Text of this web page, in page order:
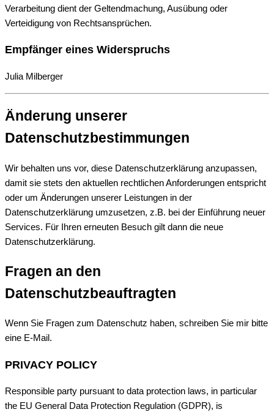
Verarbeitung dient der Geltendmachung, Ausübung oder
Verteidigung von Rechtsansprüchen.
Empfänger eines Widerspruchs
Julia Milberger
Änderung unserer
Datenschutzbestimmungen
Wir behalten uns vor, diese Datenschutzerklärung anzupassen,
damit sie stets den aktuellen rechtlichen Anforderungen entspricht
oder um Änderungen unserer Leistungen in der
Datenschutzerklärung umzusetzen, z.B. bei der Einführung neuer
Services. Für Ihren erneuten Besuch gilt dann die neue
Datenschutzerklärung.
Fragen an den
Datenschutzbeauftragten
Wenn Sie Fragen zum Datenschutz haben, schreiben Sie mir bitte
eine E-Mail.
PRIVACY POLICY
Responsible party pursuant to data protection laws, in particular
the EU General Data Protection Regulation (GDPR), is